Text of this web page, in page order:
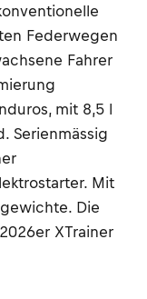
Federwegen
Fahrer
mit 8,5 l
Serienmässig
Mit
Die
XTrainer